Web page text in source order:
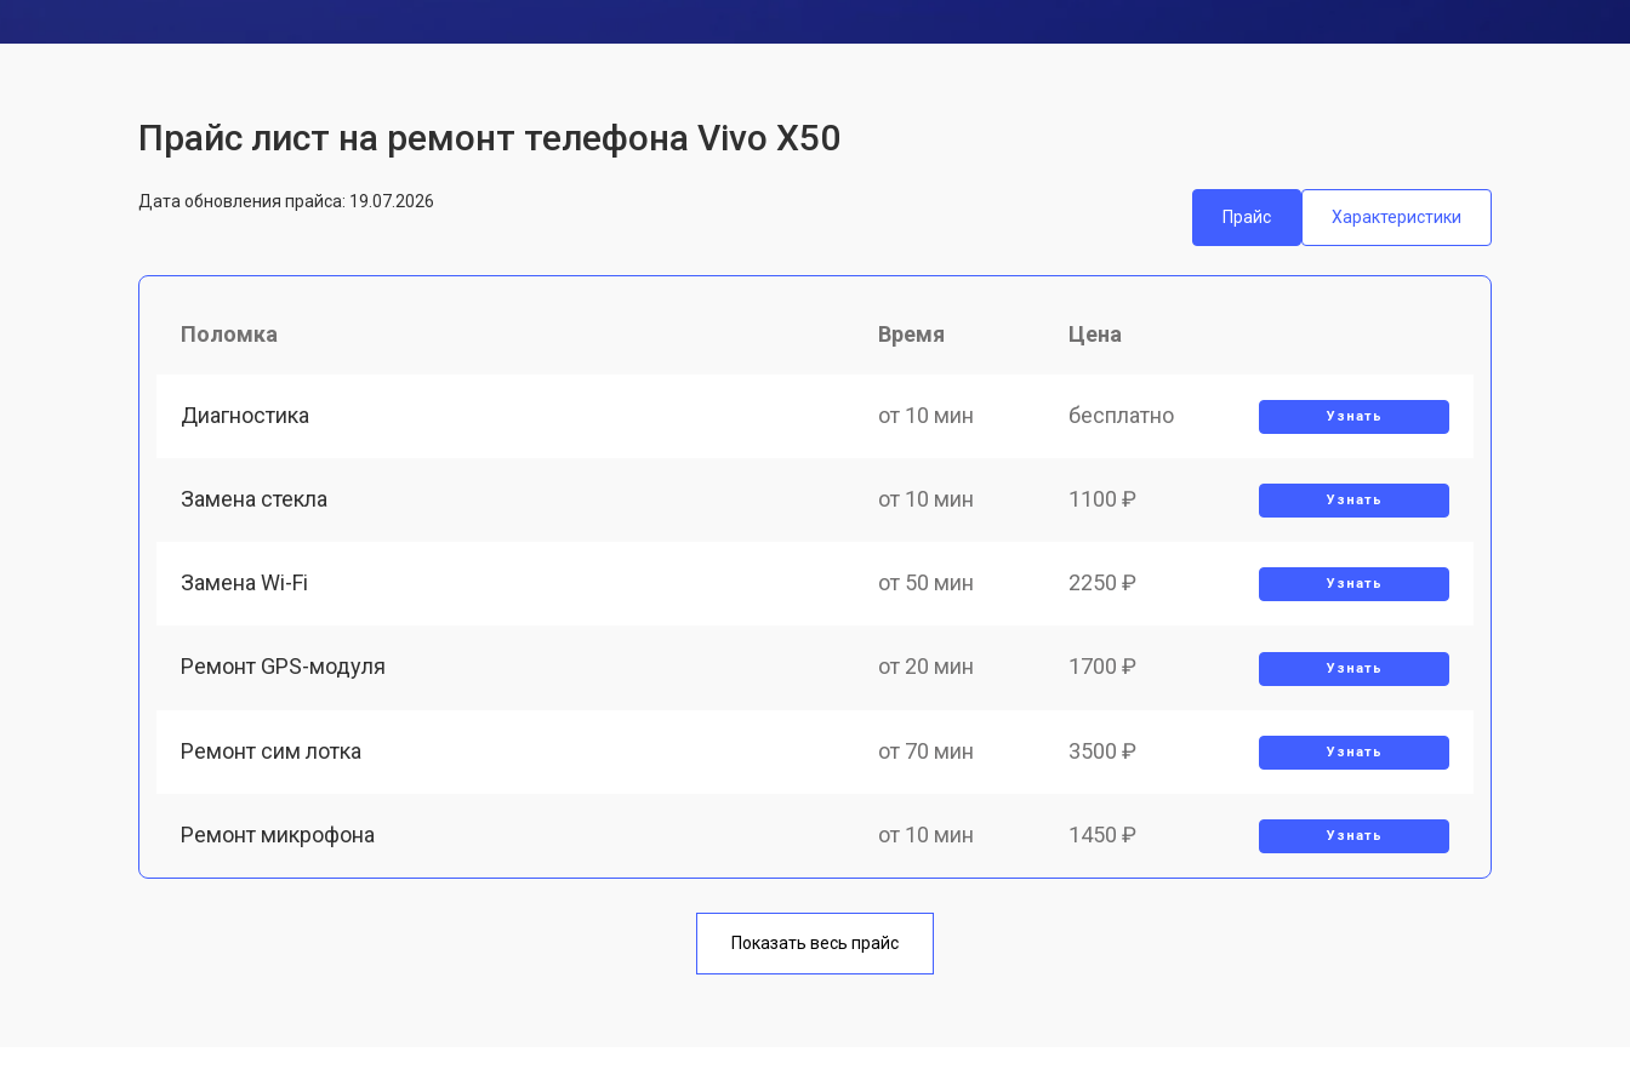
Прайс лист на ремонт телефона Vivo X50
Дата обновления прайса: 19.07.2026
Прайс
Характеристики
Поломка Время Цена
Диагностика от 10 мин бесплатно Узнать
Замена стекла от 10 мин 1100 ₽ Узнать
Замена Wi-Fi от 50 мин 2250 ₽ Узнать
Ремонт GPS-модуля от 20 мин 1700 ₽ Узнать
Ремонт сим лотка от 70 мин 3500 ₽ Узнать
Ремонт микрофона от 10 мин 1450 ₽ Узнать
от 40 мин
Показать весь прайс